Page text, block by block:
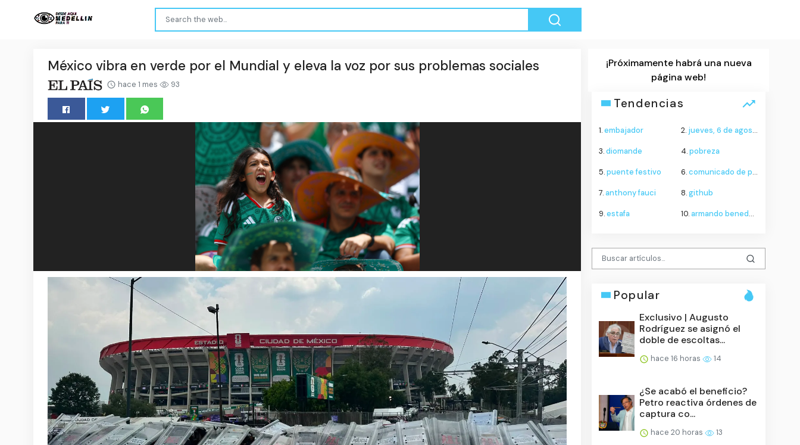
México vibra en verde por el Mundial y eleva la voz por sus problemas sociales
hace 1 mes 93
¡Próximamente habrá una nueva
página web!
Tendencias
1.embajador 2. jueves, 6 de agosto
3.diomande 4.pobreza
5.puente festivo 6.comunicado de prensa
7.anthony fauci 8.github
9.estafa 10.armando benedetti
Popular
Exclusivo | Augusto
Rodríguez se asignó el
doble de escoltas...
hace 16 horas 14
¿Se acabó el beneficio?
Petro reactiva órdenes de
captura co...
hace 20 horas 13